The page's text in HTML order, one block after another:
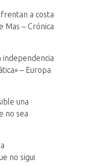
a costa
Mas – Crónica
independencia
– Europa
una
no sea
no sigui